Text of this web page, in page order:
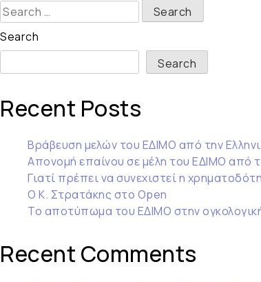
Search
for:
Search
Search
Recent Posts
Βράβευση μελών του ΕΔΙΜΟ από την
Απονομή επαίνου σε μέλη του ΕΔΙΜΟ από
Γιατί πρέπει να συνεχιστεί η
Ο Κ. Στρατάκης στο Open
Το αποτύπωμα του ΕΔΙΜΟ στην
Recent Comments